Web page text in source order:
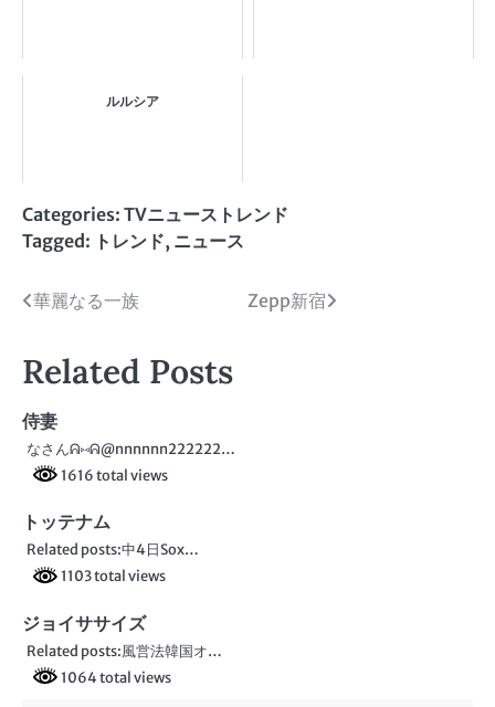
ルルシア
Categories: TVニューストレンド
Tagged: トレンド, ニュース
投
ナ
ビ
ゲ
シ
ョ
ン
華麗なる一族 Zepp新宿
Related Posts
侍妻
なさんᕱ⑅︎ᕱ@nnnnnn222222…
1616 total views
トッテナム
Related posts:中4日Sox…
1103 total views
ジョイササイズ
Related posts:風営法韓国オ…
1064 total views